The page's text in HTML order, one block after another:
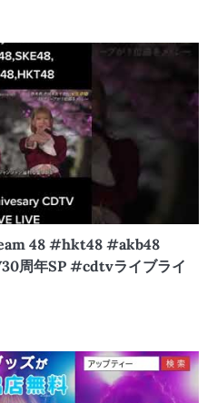
48 #hkt48 #akb48
周年SP #cdtvライブライ